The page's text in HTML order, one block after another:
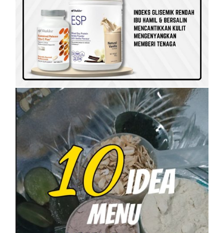
SHAKLEE
SHAKLEE PERKENALKAN VITAMIN
RAHMAH UNTUK GOLONGAN B40
5 April, 2023byTun Azah Aziz
SHAKLEE